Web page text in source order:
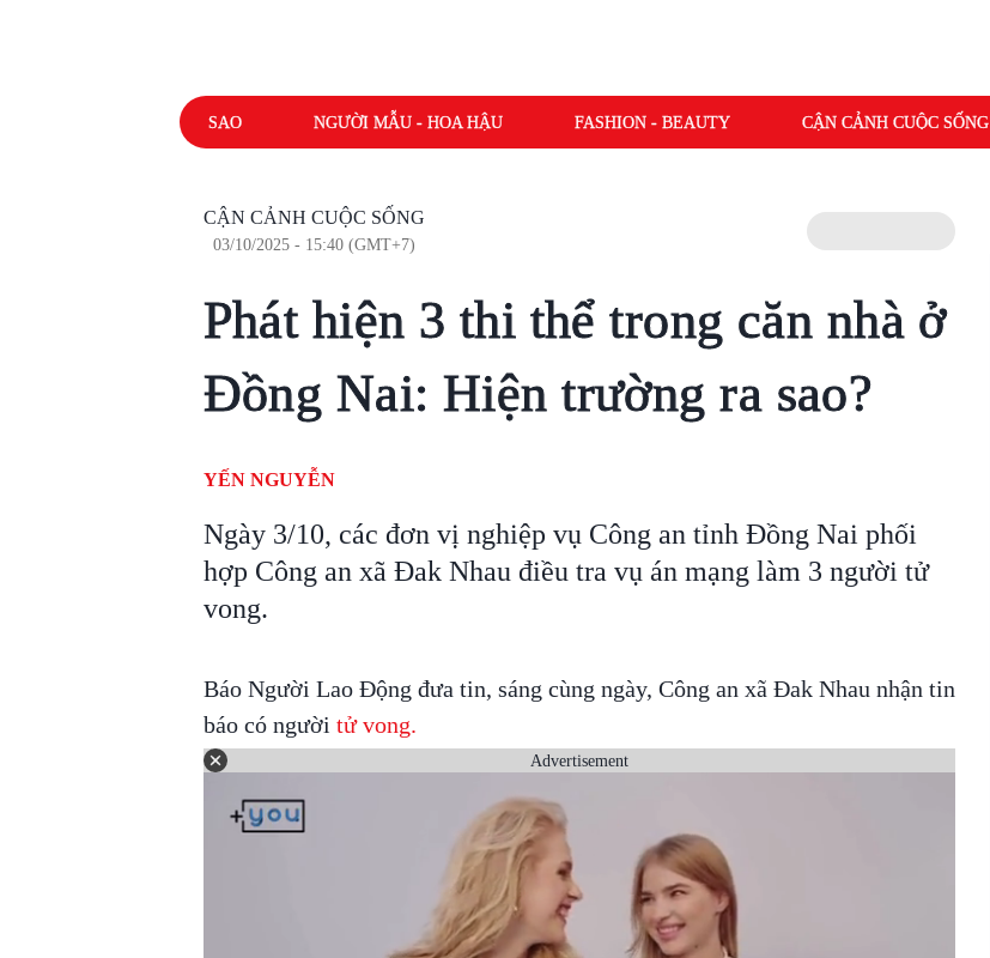
SAO NGƯỜI MẪU - HOA HẬU FASHION - BEAUTY CẬN CẢNH CUỘC SỐNG
CẬN CẢNH CUỘC SỐNG
03/10/2025 - 15:40 (GMT+7)
Phát hiện 3 thi thể trong căn nhà ở
Đồng Nai: Hiện trường ra sao?
YẾN NGUYỄN
Ngày 3/10, các đơn vị nghiệp vụ Công an tỉnh Đồng Nai phối
hợp Công an xã Đak Nhau điều tra vụ án mạng làm 3 người tử
vong.
Báo Người Lao Động đưa tin, sáng cùng ngày, Công an xã Đak Nhau nhận tin
báo có người tử vong.
Advertisement